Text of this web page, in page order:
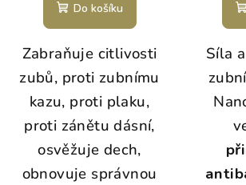
Do košíku
Zabraňuje citlivosti
zubů, proti zubnímu
kazu, proti plaku,
proti zánětu dásní,
osvěžuje dech,
obnovuje správnou
Síla